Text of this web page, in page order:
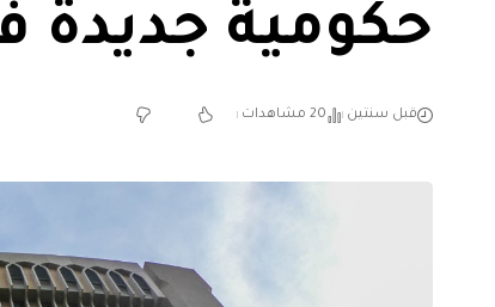
حكومية
قبل سنتين 20 مشاهدات